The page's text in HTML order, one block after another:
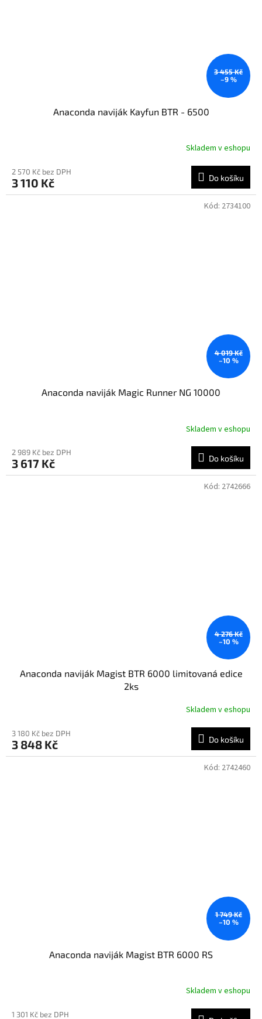
3 455 Kč
–9 %
Anaconda naviják Kayfun BTR - 6500
Skladem v eshopu
2 570 Kč bez DPH
3 110 Kč Do košíku
4 019 Kč
–10 %
Anaconda naviják Magic Runner NG 10000
Skladem v eshopu
2 989 Kč bez DPH
3 617 Kč Do košíku
Kód: 2734100
4 276 Kč
–10 %
Anaconda naviják Magist BTR 6000 limitovaná edice
2ks
Skladem v eshopu
3 180 Kč bez DPH
3 848 Kč Do košíku
Kód: 2742666
1 749 Kč
–10 %
Anaconda naviják Magist BTR 6000 RS
Skladem v eshopu
1 301 Kč bez DPH
Kód: 2742460